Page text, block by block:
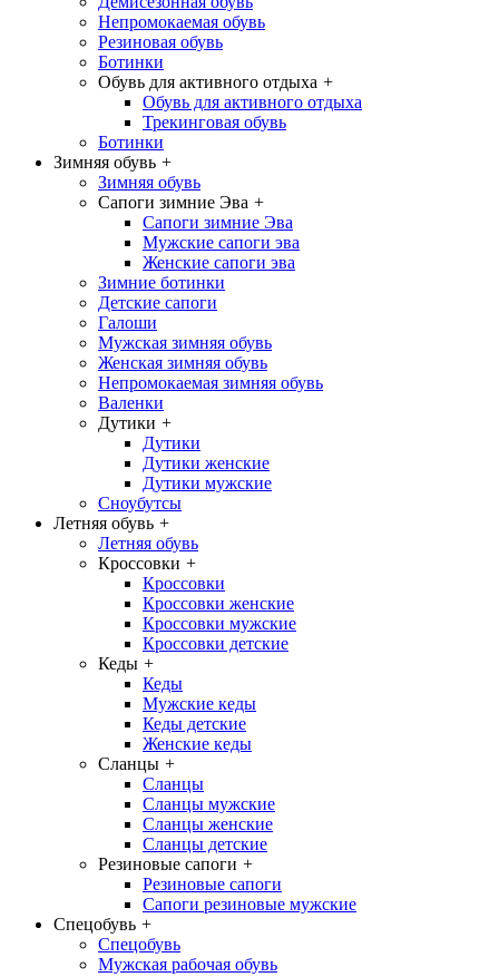
Непромокаемая обувь
Резиновая обувь
Ботинки
Обувь для активного отдыха +
Обувь для активного отдыха
Трекинговая обувь
Ботинки
Зимняя обувь +
Зимняя обувь
Сапоги зимние Эва +
Сапоги зимние Эва
Мужские сапоги эва
Женские сапоги эва
Зимние ботинки
Детские сапоги
Галоши
Мужская зимняя обувь
Женская зимняя обувь
Непромокаемая зимняя обувь
Валенки
Дутики +
Дутики
Дутики женские
Дутики мужские
Сноубутсы
Летняя обувь +
Летняя обувь
Кроссовки +
Кроссовки
Кроссовки женские
Кроссовки мужские
Кроссовки детские
Кеды +
Кеды
Мужские кеды
Кеды детские
Женские кеды
Сланцы +
Сланцы
Сланцы мужские
Сланцы женские
Сланцы детские
Резиновые сапоги +
Резиновые сапоги
Сапоги резиновые мужские
Спецобувь +
Спецобувь
Мужская рабочая обувь